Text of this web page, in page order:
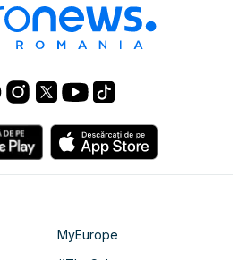
MyEurope